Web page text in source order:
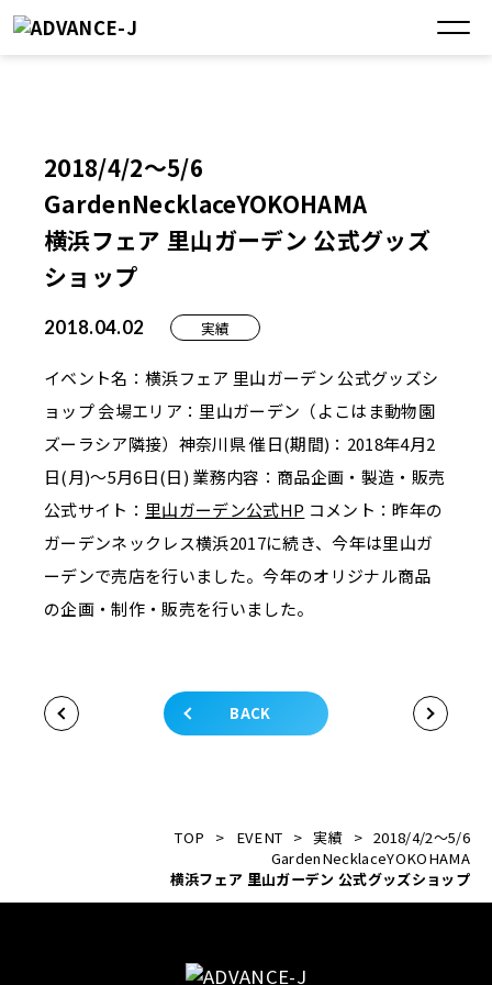
2018/4/2～5/6
GardenNecklaceYOKOHAMA
横浜フェア 里山ガーデン 公式グッズ
ショップ
2018.04.02 実績
イベント名：横浜フェア 里山ガーデン 公式グッズシ
ョップ 会場エリア：里山ガーデン（よこはま動物園
ズーラシア隣接）神奈川県 催日(期間)：2018年4月2
日(月)～5月6日(日) 業務内容：商品企画・製造・販売
公式サイト： 里山ガーデン公式HP コメント：昨年の
ガーデンネックレス横浜2017に続き、今年は里山ガ
ーデンで売店を行いました。今年のオリジナル商品
の企画・制作・販売を行いました。
BACK
TOP > EVENT > 実績 > 2018/4/2～5/6
GardenNecklaceYOKOHAMA
横浜フェア 里山ガーデン 公式グッズショップ